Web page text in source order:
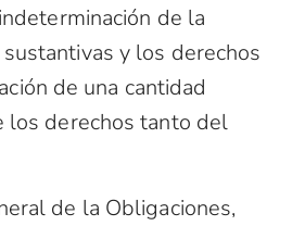
de la
y los derechos
de una cantidad
los derechos tanto del
de la Obligaciones,